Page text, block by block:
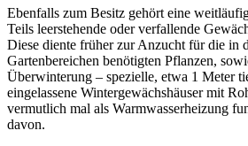
Ebenfalls zum Besitz gehört eine
Teils leerstehende oder verfallende
Diese diente früher zur Anzucht für die in
Gartenbereichen benötigten Pflanzen,
Überwinterung – spezielle, etwa 1 Meter
eingelassene Wintergewächshäuser mit
vermutlich mal als Warmwasserheizung
davon.